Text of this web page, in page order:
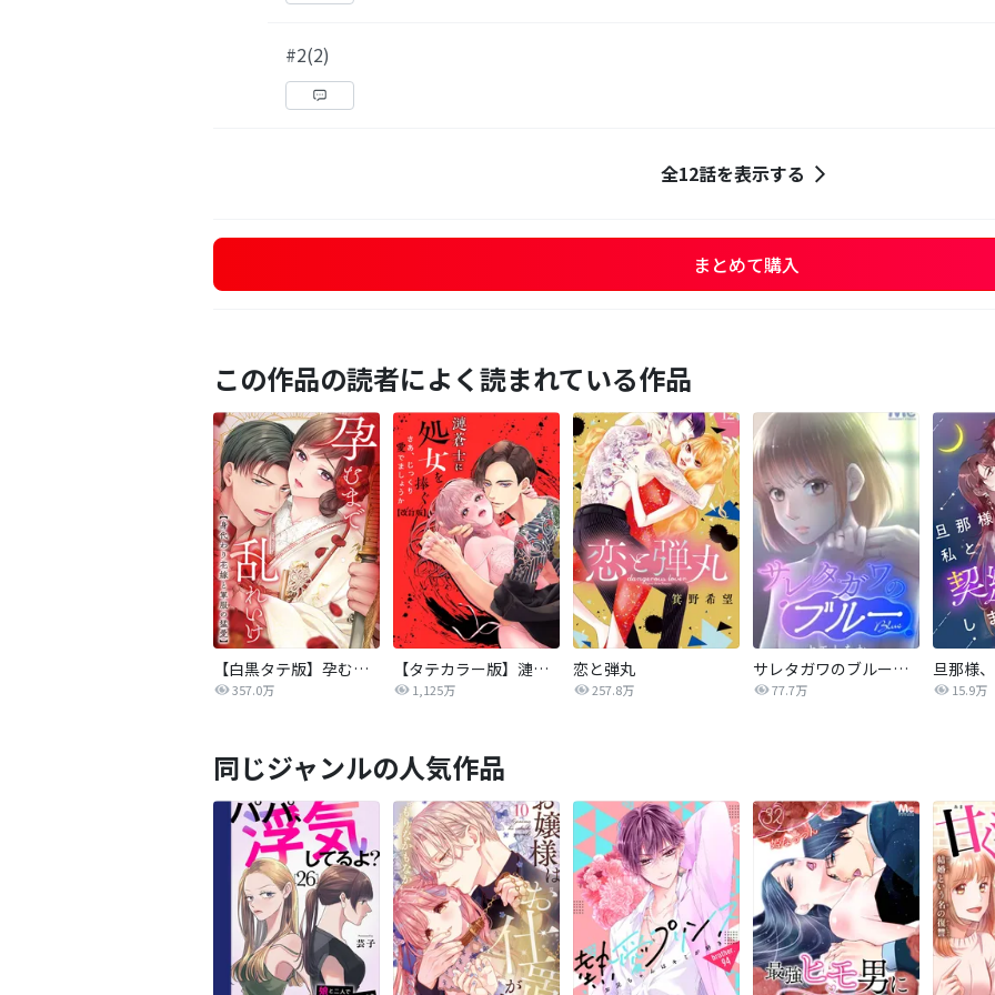
#2(2)
全12話を表示する
まとめて購入
この作品の読者によく読まれている作品
【白黒タテ版】孕むまで乱れいけ～身代わり花嫁と軍服の猛愛
357.0万
【タテカラー版】漣蒼士に処女を捧ぐ～さあ、じっくり愛でましょうか
1,125万
恋と弾丸
257.8万
サレタガワのブルー【タテヨミ】
77.7万 15.9万
同じジャンルの人気作品